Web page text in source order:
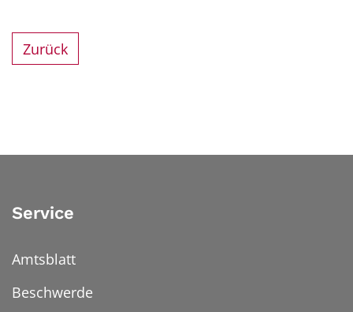
Zurück
Service
Amtsblatt
Beschwerde